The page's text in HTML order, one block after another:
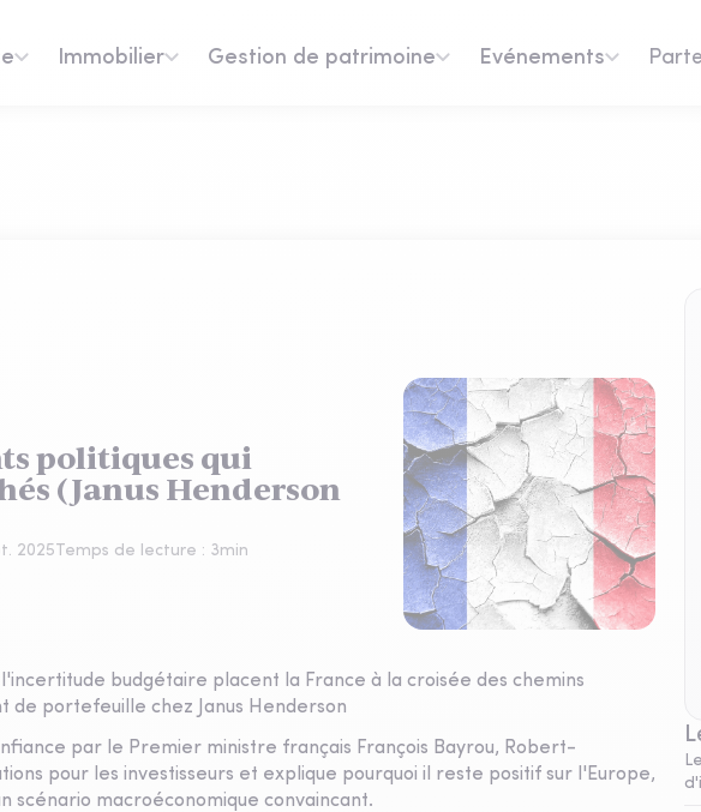
Immobilier Gestion de patrimoine Evénements
politiques qui
(Janus Henderson
2025Temps de lecture : 3min
budgétaire placent la France à la croisée des chemins
de portefeuille chez Janus Henderson
par le Premier ministre français François Bayrou, Robert-
pour les investisseurs et explique pourquoi il reste positif sur l'Europe,
scénario macroéconomique convaincant.